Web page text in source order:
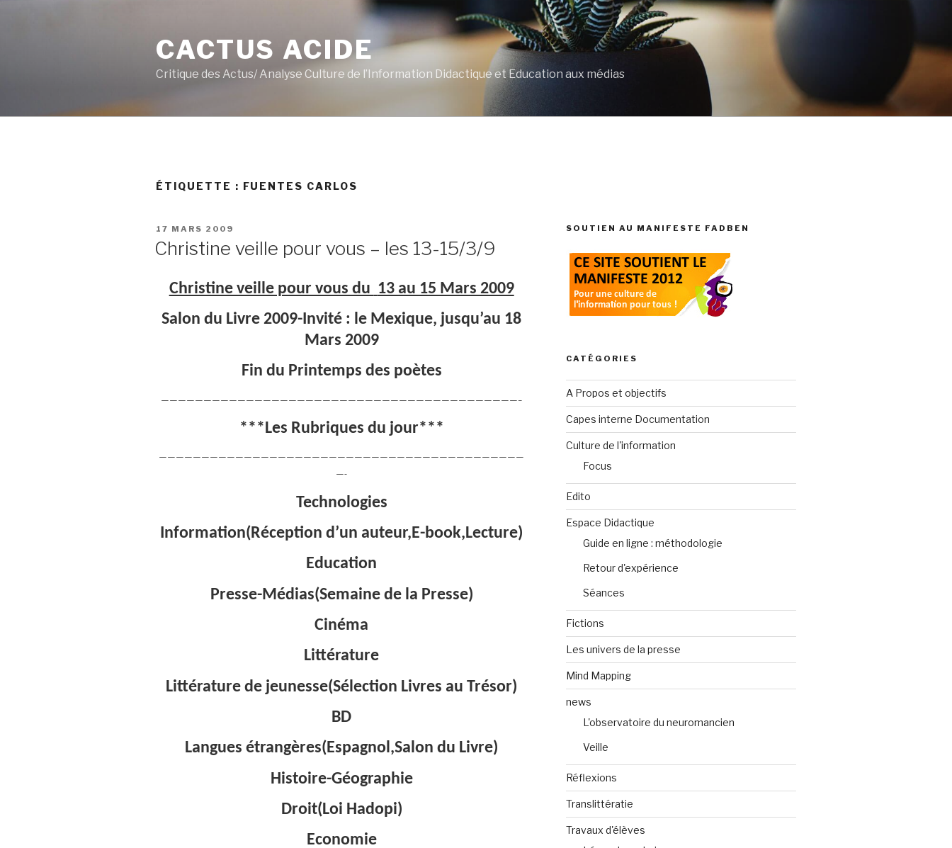
CACTUS ACIDE
Critique des Actus/ Analyse Culture de l’Information Didactique et Education aux médias
ÉTIQUETTE : FUENTES CARLOS
PUBLIÉ
17 MARS 2009
Christine veille pour vous – les 13-15/3/9
Christine veille pour vous du 13 au 15 Mars 2009
Salon du Livre 2009-Invité : le Mexique, jusqu’au 18
Mars 2009
Fin du Printemps des poètes
——————————————————————————————————————————–
***Les Rubriques du jour***
———————————————————————————————————————————
—-
Technologies
Information(Réception d’un auteur,E-book,Lecture)
Education
Presse-Médias(Semaine de la Presse)
Cinéma
Littérature
Littérature de jeunesse(Sélection Livres au Trésor)
BD
Langues étrangères(Espagnol,Salon du Livre)
Histoire-Géographie
Droit(Loi Hadopi)
Economie
SOUTIEN AU MANIFESTE FADBEN
CATÉGORIES
A Propos et objectifs
Capes interne Documentation
Culture de l'information
Focus
Edito
Espace Didactique
Guide en ligne : méthodologie
Retour d'expérience
Séances
Fictions
Les univers de la presse
Mind Mapping
news
L'observatoire du neuromancien
Veille
Réflexions
Translittératie
Travaux d'élèves